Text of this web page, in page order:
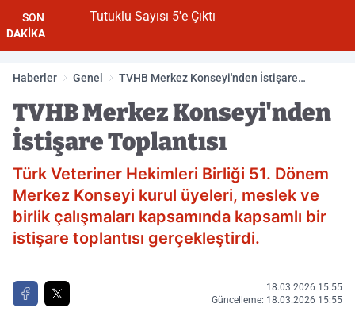
SON
DAKİKA
Tutuklu Sayısı 5'e Çıktı
Haberler Genel
TVHB Merkez Konseyi'nden İstişare
TVHB Merkez Konseyi'nden
İstişare Toplantısı
Türk Veteriner Hekimleri Birliği 51. Dönem
Merkez Konseyi kurul üyeleri, meslek ve
birlik çalışmaları kapsamında kapsamlı bir
istişare toplantısı gerçekleştirdi.
18.03.2026 15:55
Güncelleme: 18.03.2026 15:55